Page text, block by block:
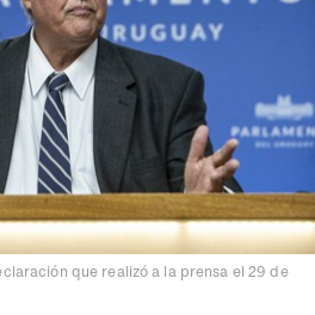
que realizó a la prensa el 29 de